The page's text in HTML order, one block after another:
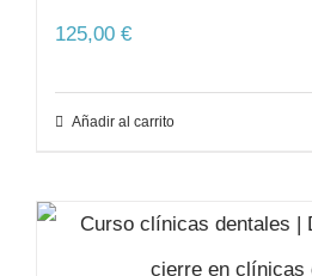
125,00 €
Añadir al carrito